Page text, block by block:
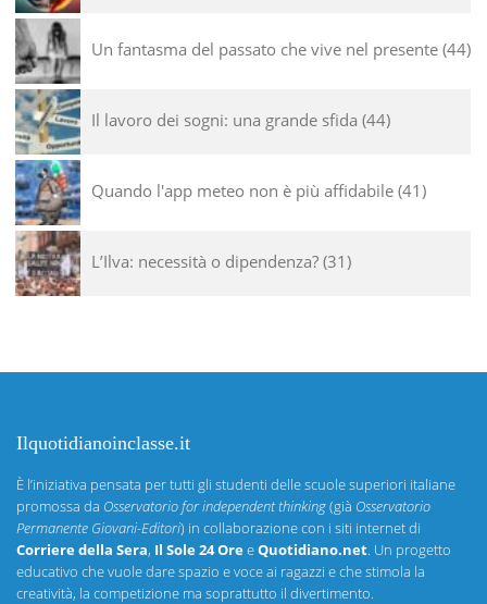
Un fantasma del passato che vive nel presente 44
Il lavoro dei sogni: una grande sfida 44
Quando l'app meteo non è più affidabile 41
L’Ilva: necessità o dipendenza? 31
Ilquotidianoinclasse.it
È l’iniziativa pensata per tutti gli studenti delle scuole superiori italiane
promossa da Osservatorio for independent thinking(già Osservatorio
Permanente Giovani-Editori) in collaborazione con i siti internet di
Corriere della Sera, Il Sole 24 OreeQuotidiano.net. Un progetto
educativo che vuole dare spazio e voce ai ragazzi e che stimola la
creatività, la competizione ma soprattutto il divertimento.